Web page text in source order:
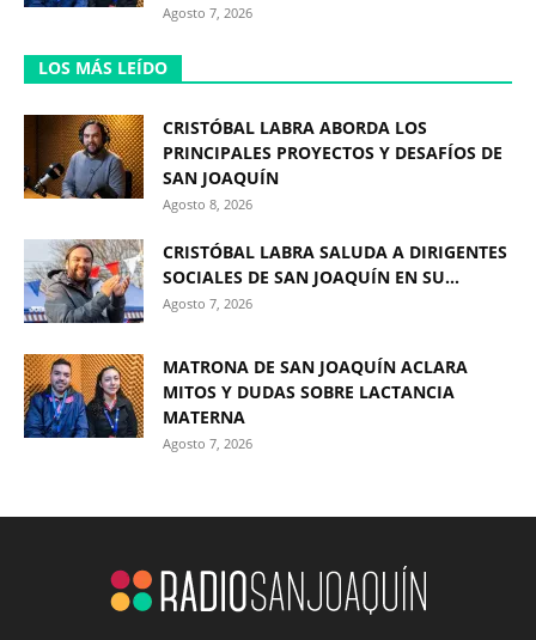
Agosto 7, 2026
LOS MÁS LEÍDO
CRISTÓBAL LABRA ABORDA LOS
PRINCIPALES PROYECTOS Y DESAFÍOS DE
SAN JOAQUÍN
Agosto 8, 2026
CRISTÓBAL LABRA SALUDA A DIRIGENTES
SOCIALES DE SAN JOAQUÍN EN SU...
Agosto 7, 2026
MATRONA DE SAN JOAQUÍN ACLARA
MITOS Y DUDAS SOBRE LACTANCIA
MATERNA
Agosto 7, 2026